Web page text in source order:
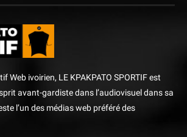
Web ivoirien, LE KPAKPATO SPORTIF est
avant-gardiste dans l’audiovisuel dans sa
l’un des médias web préféré des